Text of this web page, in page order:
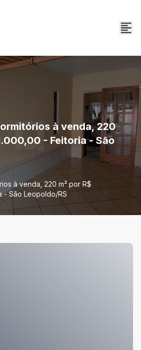
à venda, 220
- Feitoria - São
à venda, 220 m² por R$
- São Leopoldo/RS